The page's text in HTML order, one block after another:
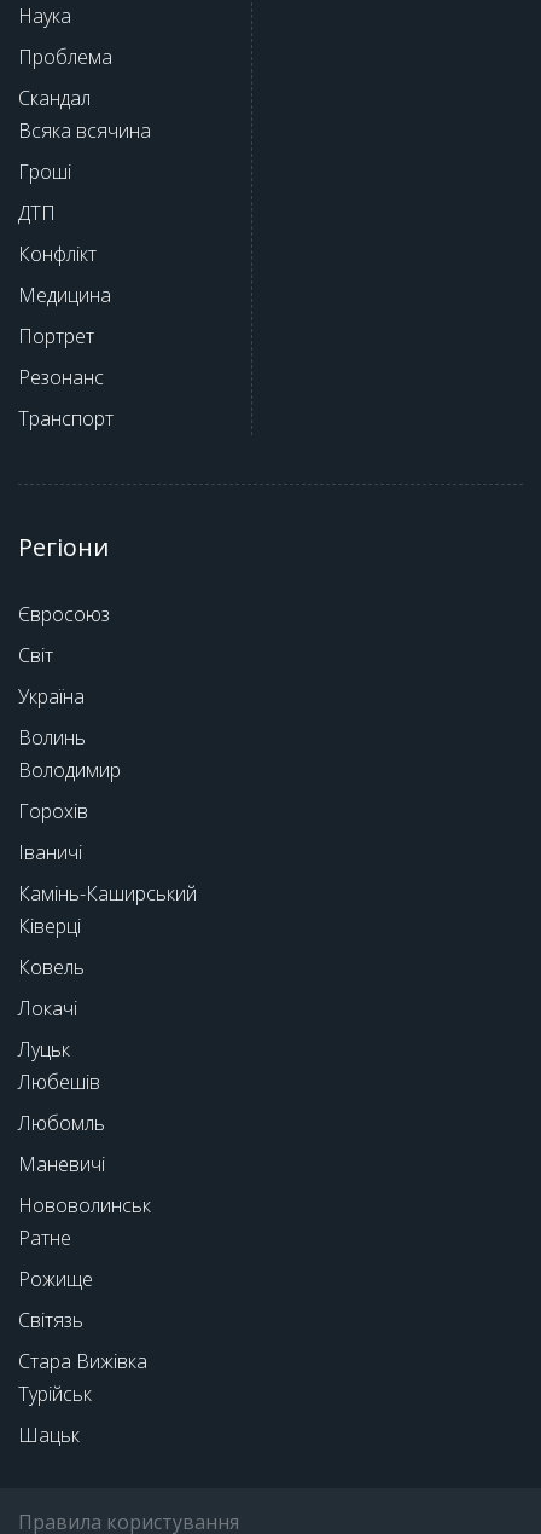
Наука
Проблема
Скандал
Всяка всячина
Гроші
ДТП
Конфлікт
Медицина
Портрет
Резонанс
Транспорт
Регіони
Євросоюз
Світ
Україна
Волинь
Володимир
Горохів
Іваничі
Камінь-Каширський
Ківерці
Ковель
Локачі
Луцьк
Любешів
Любомль
Маневичі
Нововолинськ
Ратне
Рожище
Світязь
Стара Вижівка
Турійськ
Шацьк
Правила користування